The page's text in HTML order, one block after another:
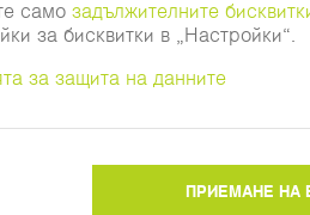
с бисквитките ни. Моля,